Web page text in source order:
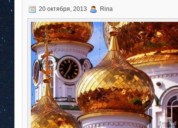
20 октября, 2013 Rina